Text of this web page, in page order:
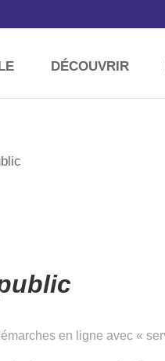
DÉCOUVRIR
en ligne avec «